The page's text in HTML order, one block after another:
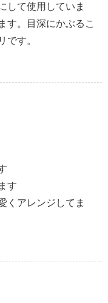
して使用していま
す。目深にかぶるこ
です。
す
くアレンジしてま